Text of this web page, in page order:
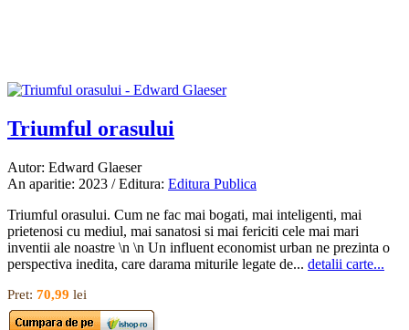
Triumful orasului
Autor: Edward Glaeser
An aparitie: 2023 / Editura: Editura Publica
Triumful orasului. Cum ne fac mai bogati, mai inteligenti, mai
prietenosi cu mediul, mai sanatosi si mai fericiti cele mai mari
inventii ale noastre \n \n Un influent economist urban ne prezinta o
perspectiva inedita, care darama miturile legate de... detalii carte...
Pret: 70,99 lei